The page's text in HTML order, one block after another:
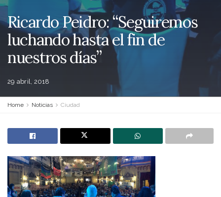
Ricardo Peidro: “Seguiremos
luchando hasta el fin de
nuestros días”
29 abril, 2018
Home Noticias Ciudad